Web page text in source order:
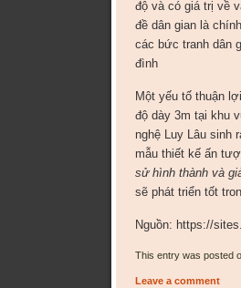
độ và có giá trị về
đề dân gian là
các bức tranh dân
đình
Một yếu tố thuận
độ dày 3m tại khu
nghệ Luy Lâu sinh
mẫu thiết kế ấn
sử hình thành và
sẽ phát triển tốt
Nguồn: https://
This entry was posted
Leave a comment